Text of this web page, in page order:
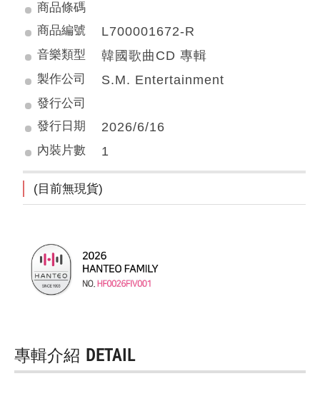
商品條碼
商品編號
L700001672-R
音樂類型 韓國歌曲CD 專輯
製作公司 S.M. Entertainment
發行公司
發行日期
2026/6/16
內裝片數 1
(目前無現貨)
專輯介紹 DETAIL